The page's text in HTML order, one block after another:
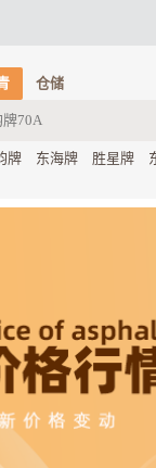
仓储
牌 东海牌 胜星牌